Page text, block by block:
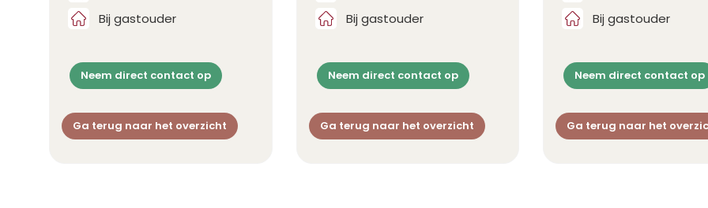
Bij gastouder
Neem direct contact op
Ga terug naar het overzicht
Bij gastouder
Neem direct contact op
Ga terug naar het overzicht
Bij gastouder
Neem direct contact op
Ga terug naar het